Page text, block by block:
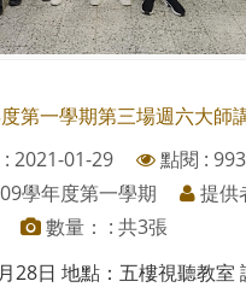
第一學期第三場週六大師
2021-01-29
點閱 : 993
學年度第一學期
提供
數量： : 共3張
28日 地點：五樓視聽教室